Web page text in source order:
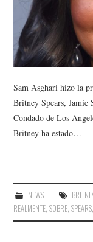
Sam Asghari hizo la
Britney Spears, Jamie
Condado de Los
Britney ha estado…
NEWS
REALMENTE,SOBRE,SPEARS